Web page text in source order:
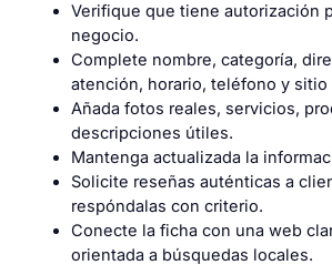
Verifique que tiene autorización
negocio.
Complete nombre, categoría,
atención, horario, teléfono y sitio
Añada fotos reales, servicios,
descripciones útiles.
Mantenga actualizada la
Solicite reseñas auténticas a
respóndalas con criterio.
Conecte la ficha con una web
orientada a búsquedas locales.